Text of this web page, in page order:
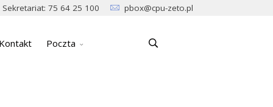
Sekretariat: 75 64 25 100 pbox@cpu-zeto.pl
Poczta